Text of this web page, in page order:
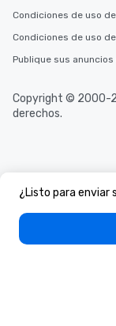
¿Listo para enviar
Condiciones de uso
Condiciones de uso
Publique sus
Copyright © 2000-
derechos.